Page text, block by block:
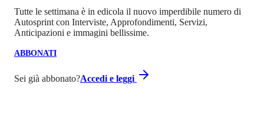
Tutte le settimana è in edicola il nuovo imperdibile numero di
Autosprint con Interviste, Approfondimenti, Servizi,
Anticipazioni e immagini bellissime.
ABBONATI
Sei già abbonato?Accedi e leggi